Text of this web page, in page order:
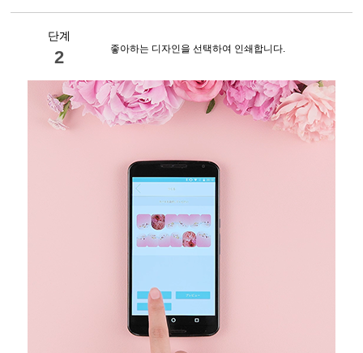
단계
2 좋아하는 디자인을 선택하여 인쇄합니다.